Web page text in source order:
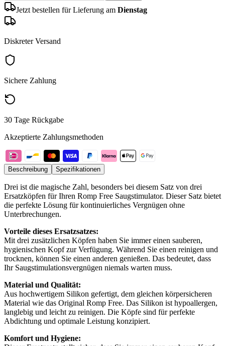
Jetzt bestellen für Lieferung am Dienstag
Diskreter Versand
Sichere Zahlung
30 Tage Rückgabe
Akzeptierte Zahlungsmethoden
Beschreibung Spezifikationen
Drei ist die magische Zahl, besonders bei diesem Satz von drei
Ersatzköpfen für Ihren Romp Free Saugstimulator. Dieser Satz bietet
die perfekte Lösung für kontinuierliches Vergnügen ohne
Unterbrechungen.
Vorteile dieses Ersatzsatzes:
Mit drei zusätzlichen Köpfen haben Sie immer einen sauberen,
hygienischen Kopf zur Verfügung. Während Sie einen reinigen und
trocknen, können Sie einen anderen genießen. Das bedeutet, dass
Ihr Saugstimulationsvergnügen niemals warten muss.
Material und Qualität:
Aus hochwertigem Silikon gefertigt, dem gleichen körpersicheren
Material wie das Original Romp Free. Das Silikon ist hypoallergen,
langlebig und leicht zu reinigen. Die Köpfe sind für perfekte
Abdichtung und optimale Leistung konzipiert.
Komfort und Hygiene: